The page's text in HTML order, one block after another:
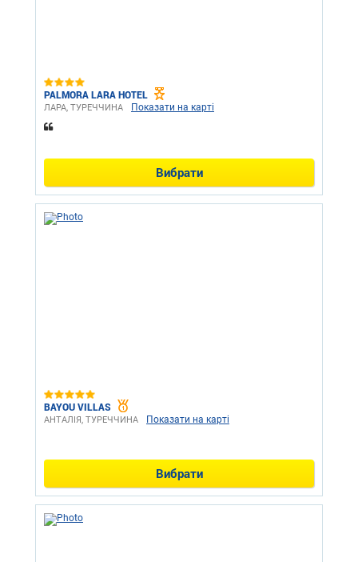
PALMORA LARA HOTEL
ЛАРА, ТУРЕЧЧИНА Показати на карті
Вибрати
BAYOU VILLAS
АНТАЛІЯ, ТУРЕЧЧИНА Показати на карті
Вибрати